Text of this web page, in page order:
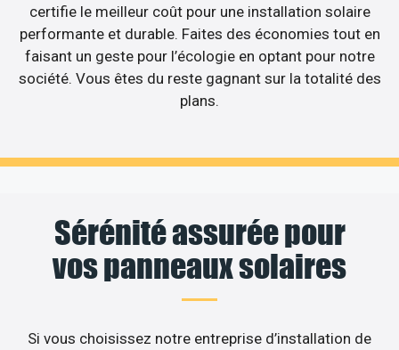
certifie le meilleur coût pour une installation solaire
performante et durable. Faites des économies tout en
faisant un geste pour l’écologie en optant pour notre
société. Vous êtes du reste gagnant sur la totalité des
plans.
Sérénité assurée pour
vos panneaux solaires
Si vous choisissez notre entreprise d’installation de